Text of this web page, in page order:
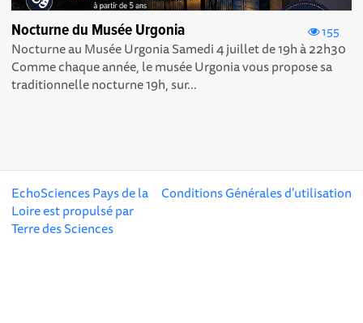
155
Nocturne du Musée Urgonia
Nocturne au Musée Urgonia Samedi 4 juillet de 19h à 22h30
Comme chaque année, le musée Urgonia vous propose sa
traditionnelle nocturne 19h, sur...
Conditions Générales d'utilisation
EchoSciences Pays de la
Loire est propulsé par
Terre des Sciences